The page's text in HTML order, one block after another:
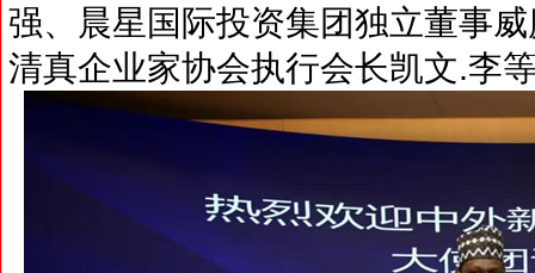
强、晨星国际投资集团独立董事
清真企业家协会执行会长凯文.李